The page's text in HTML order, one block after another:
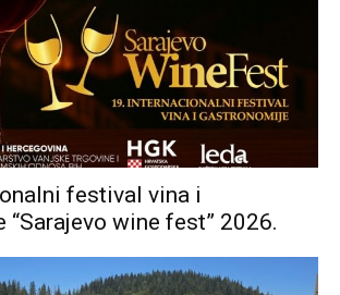
festival vina i
“Sarajevo wine fest” 2026.